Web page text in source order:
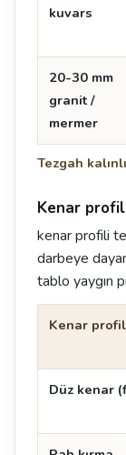
Tezgah
kuvars
20-30 mm
granit /
mermer
Kenar
kenar profili
darbeye
tablo yaygın
Kenar
Düz kenar